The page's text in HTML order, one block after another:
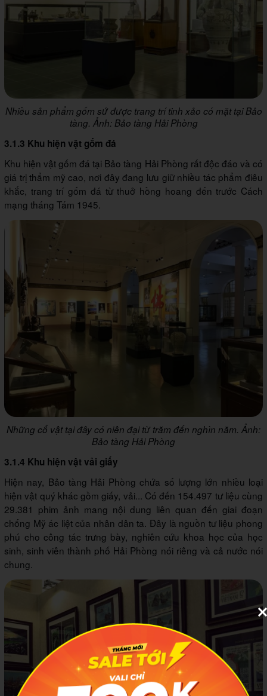
Nhiều sản phẩm gốm sứ được trang trí tinh xảo có mặt tại Bảo
tàng. Ảnh: Bảo tàng Hải Phòng
3.1.3 Khu hiện vật gốm đá
Khu hiện vật gốm đá tại Bảo tàng Hải Phòng rất độc đáo và có
giá trị thẩm mỹ cao, nơi đây đang lưu giữ nhiều tác phẩm điêu
khắc, trang trí gốm đá từ thuở hồng hoang đến trước Cách
mạng tháng Tám 1945.
Những cổ vật tại đây có niên đại từ trăm đến nghìn năm. Ảnh:
Bảo tàng Hải Phòng
3.1.4 Khu hiện vật vải giấy
Hiện nay, Bảo tàng Hải Phòng chứa số lượng lớn nhiều loại
hiện vật quý khác gồm giấy, vải... Có đến 154.497 tư liệu cùng
29.381 phim ảnh mang nội dung liên quan đến giai đoạn
chống Mỹ ác liệt của nhân dân ta. Đây là nguồn tư liệu phong
phú cho công tác trưng bày, nghiên cứu khoa học của học
sinh, sinh viên thành phố Hải Phòng nói riêng và cả nước nói
chung.